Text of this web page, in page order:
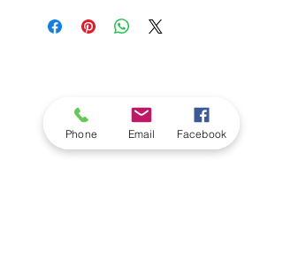
Phone Email Facebook